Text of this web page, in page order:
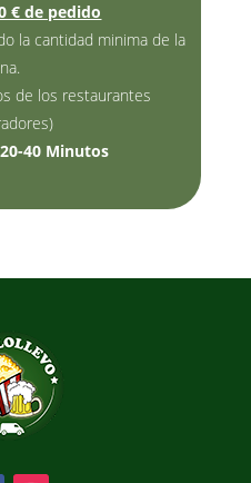
€ de pedido
la cantidad minima de la
de los restaurantes
40 Minutos